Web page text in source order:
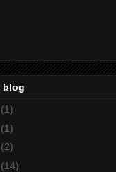
blog
(1)
(1)
(2)
(14)